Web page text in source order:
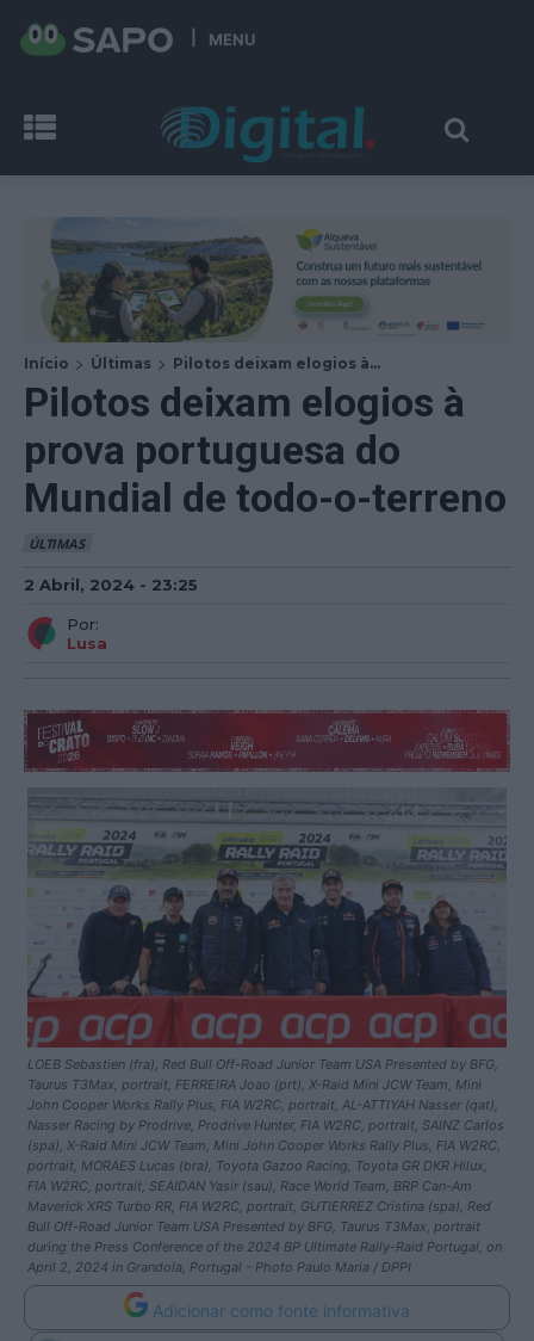
MENU
Início Últimas Pilotos deixam elogios à...
Pilotos deixam elogios à
prova portuguesa do
Mundial de todo-o-terreno
ÚLTIMAS
2 Abril, 2024 - 23:25
Por:
Lusa
LOEB Sebastien (fra), Red Bull Off-Road Junior Team USA Presented by BFG,
Taurus T3Max, portrait, FERREIRA Joao (prt), X-Raid Mini JCW Team, Mini
John Cooper Works Rally Plus, FIA W2RC, portrait, AL-ATTIYAH Nasser (qat),
Nasser Racing by Prodrive, Prodrive Hunter, FIA W2RC, portrait, SAINZ Carlos
(spa), X-Raid Mini JCW Team, Mini John Cooper Works Rally Plus, FIA W2RC,
portrait, MORAES Lucas (bra), Toyota Gazoo Racing, Toyota GR DKR Hilux,
FIA W2RC, portrait, SEAIDAN Yasir (sau), Race World Team, BRP Can-Am
Maverick XRS Turbo RR, FIA W2RC, portrait, GUTIERREZ Cristina (spa), Red
Bull Off-Road Junior Team USA Presented by BFG, Taurus T3Max, portrait
during the Press Conference of the 2024 BP Ultimate Rally-Raid Portugal, on
April 2, 2024 in Grandola, Portugal - Photo Paulo Maria / DPPI
Adicionar como fonte informativa